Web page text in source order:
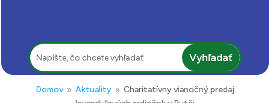
Hľadať:
Domov 9 Aktuality 9 Charitatívny vianočný predaj